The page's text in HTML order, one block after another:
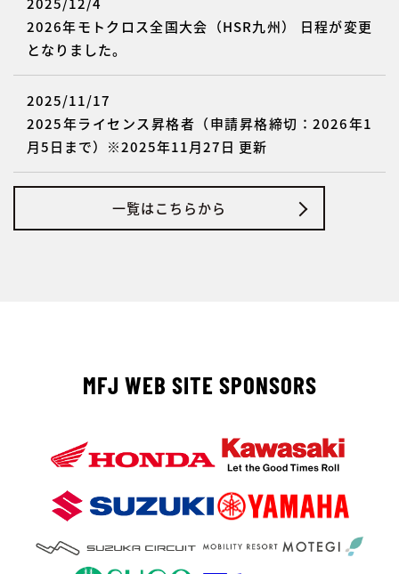
2026年モトクロス全国大会（HSR九州） 日程が変更
となりました。
2025/11/17
2025年ライセンス昇格者（申請昇格締切：2026年1
月5日まで）※2025年11月27日 更新
一覧はこちらから
MFJ WEB SITE SPONSORS